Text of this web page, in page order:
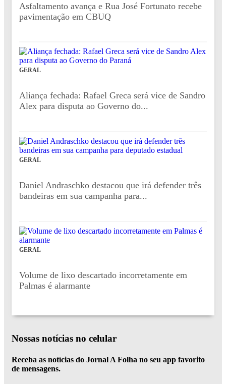
Asfaltamento avança e Rua José Fortunato recebe
pavimentação em CBUQ
GERAL
Aliança fechada: Rafael Greca será vice de Sandro
Alex para disputa ao Governo do...
GERAL
Daniel Andraschko destacou que irá defender três
bandeiras em sua campanha para...
GERAL
Volume de lixo descartado incorretamente em
Palmas é alarmante
Nossas notícias no celular
Receba as notícias do Jornal A Folha no seu app favorito
de mensagens.